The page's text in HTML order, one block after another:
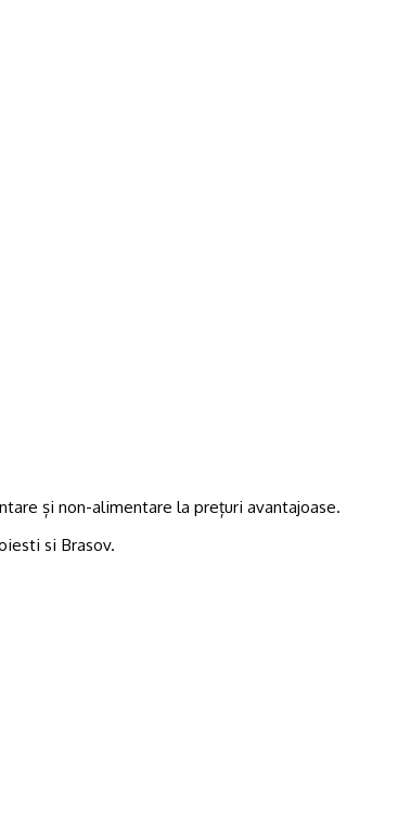
și non-alimentare la prețuri avantajoase.
si Brasov.